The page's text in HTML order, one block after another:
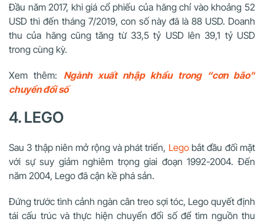
Đầu năm 2017, khi giá cổ phiếu của hãng chỉ vào khoảng 52
USD thì đến tháng 7/2019, con số này đã là 88 USD. Doanh
thu của hãng cũng tăng từ 33,5 tỷ USD lên 39,1 tỷ USD
trong cùng kỳ.
Xem thêm: Ngành xuất nhập khẩu trong “cơn bão”
chuyển đổi số
4. LEGO
Sau 3 thập niên mở rộng và phát triển, Legobắt đầu đối mặt
với sự suy giảm nghiêm trọng giai đoạn 1992-2004. Đến
năm 2004, Lego đã cận kề phá sản.
Đứng trước tình cảnh ngàn cân treo sợi tóc, Lego quyết định
tái cấu trúc và thực hiện chuyển đổi số để tìm nguồn thu